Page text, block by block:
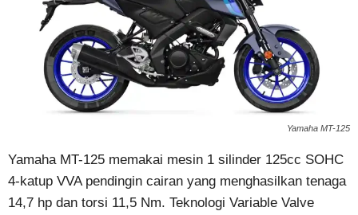
Yamaha MT-125
Yamaha MT-125 memakai mesin 1 silinder 125cc SOHC
4-katup VVA pendingin cairan yang menghasilkan tenaga
14,7 hp dan torsi 11,5 Nm. Teknologi Variable Valve